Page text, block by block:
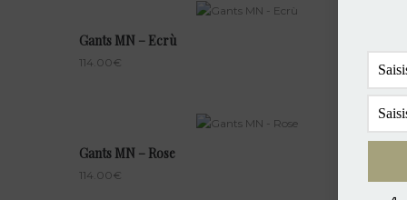
Gants MN – Ecrù
114.00€
Gants MN – Rose
114.00€